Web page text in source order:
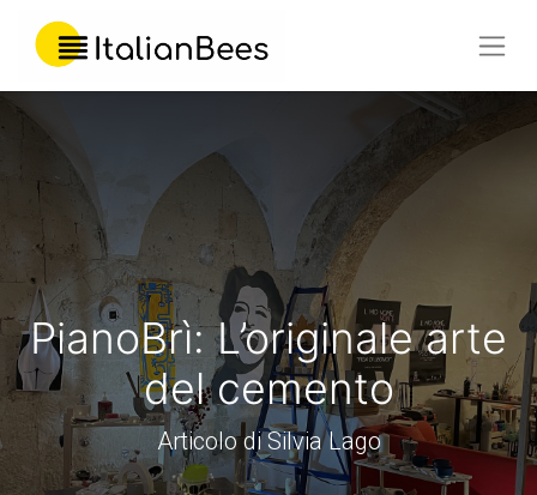
PianoBrì: L’originale arte
del cemento
Articolo di Silvia Lago